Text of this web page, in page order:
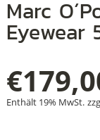
Marc O´Polo Sonnenbrille,
Eyewear
€
Enthält 19% MwSt.
2.499
+